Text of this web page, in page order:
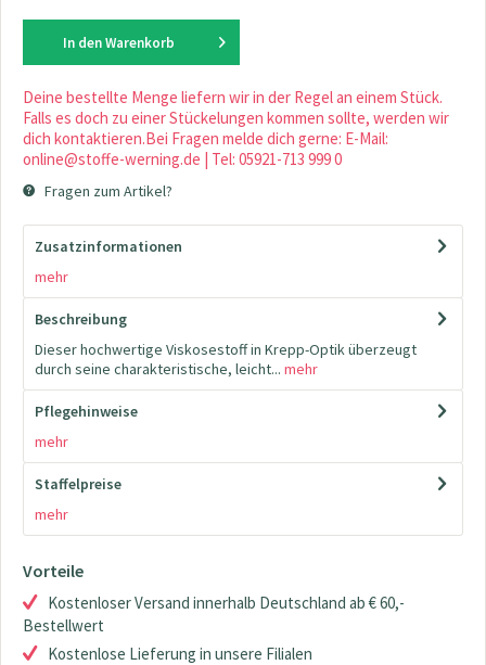
In den Warenkorb
Deine bestellte Menge liefern wir in der Regel an einem Stück.
Falls es doch zu einer Stückelungen kommen sollte, werden wir
dich kontaktieren.Bei Fragen melde dich gerne: E-Mail:
online@stoffe-werning.de | Tel: 05921-713 999 0
Fragen zum Artikel?
Zusatzinformationen
mehr
Beschreibung
Dieser hochwertige Viskosestoff in Krepp-Optik überzeugt
durch seine charakteristische, leicht... mehr
Pflegehinweise
mehr
Staffelpreise
mehr
Vorteile
Kostenloser Versand innerhalb Deutschland ab € 60,-
Bestellwert
Kostenlose Lieferung in unsere Filialen